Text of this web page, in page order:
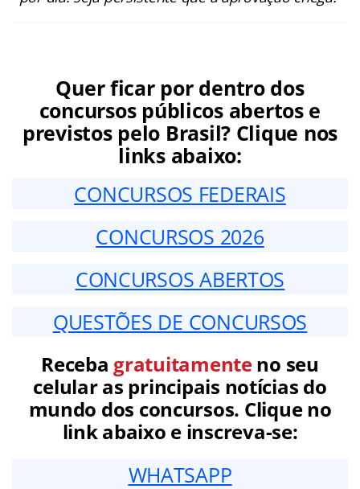
Quer ficar por dentro dos
concursos públicos abertos e
previstos pelo Brasil? Clique nos
links abaixo:
CONCURSOS FEDERAIS
CONCURSOS 2026
CONCURSOS ABERTOS
QUESTÕES DE CONCURSOS
Receba gratuitamenteno seu
celular as principais notícias do
mundo dos concursos. Clique no
link abaixo e inscreva-se:
WHATSAPP